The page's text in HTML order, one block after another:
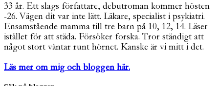
33 år. Ett slags författare, debutroman kommer hösten
-26. Vägen dit var inte lätt. Läkare, specialist i psykiatri.
Ensamstående mamma till tre barn på 10, 12, 14. Läser
istället för att städa. Försöker forska. Tror ständigt att
något stort väntar runt hörnet. Kanske är vi mitt i det.
Läs mer om mig och bloggen här.